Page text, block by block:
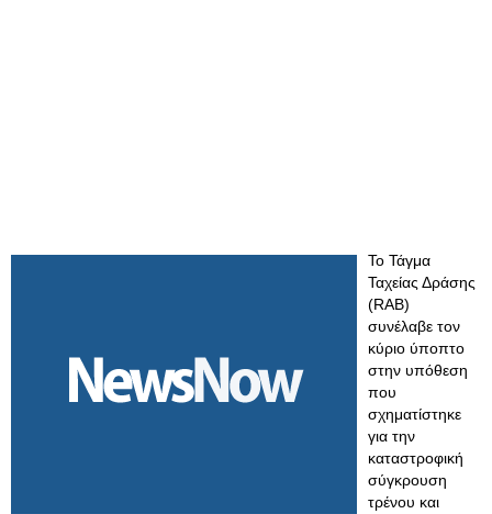
Το Τάγμα
Ταχείας Δράσης
(RAB)
συνέλαβε τον
κύριο ύποπτο
στην υπόθεση
που
σχηματίστηκε
για την
καταστροφική
σύγκρουση
τρένου και